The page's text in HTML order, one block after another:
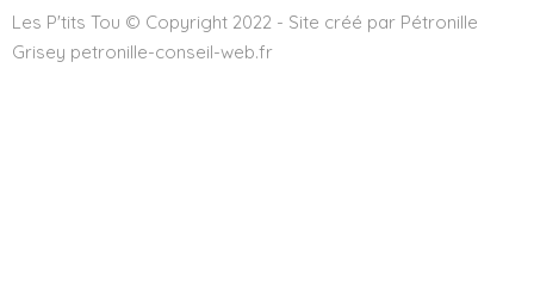
Les P'tits Tou © Copyright 2022 - Site créé par Pétronille
Grisey petronille-conseil-web.fr